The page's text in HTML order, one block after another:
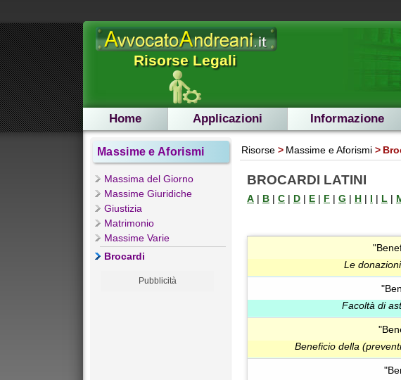
Risorse Legali
Home Applicazioni Informazione
Massime e Aforismi
Massima del Giorno
Massime Giuridiche
Giustizia
Matrimonio
Massime Varie
Brocardi
Pubblicità
Risorse Massime e Aforismi
BROCARDI LATINI
A | B | C | D | E | F | G | H | I | L |
Le
Facoltà di
Beneficio della